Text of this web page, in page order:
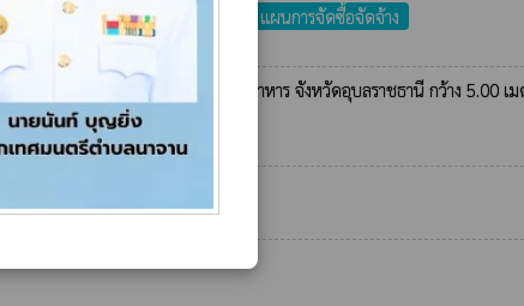
ำเภอนาเยีย จังหวัดอุบลราชธานี
แผนการจัดซื้อจัดจ้าง
11 ตำบลหนองบัวฮี อำเภอพิบูลมังสาหาร จังหวัดอุบลราชธานี กว้าง 5.00 เม